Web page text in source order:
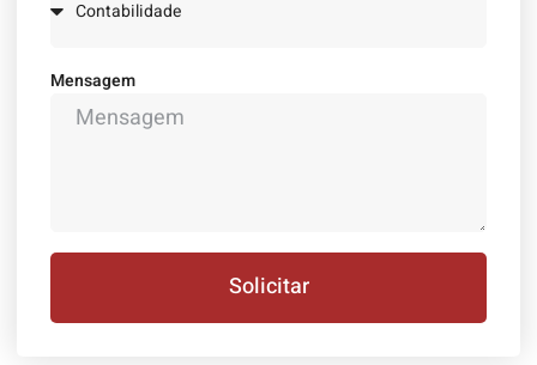
Mensagem
Solicitar